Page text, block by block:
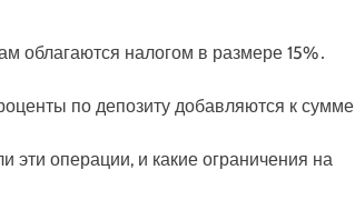
облагаются налогом в размере 15%․
по депозиту добавляются к сумме
эти операции, и какие ограничения на